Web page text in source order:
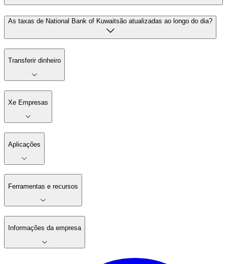
As taxas de National Bank of Kuwaitsão atualizadas ao longo do dia?
Transferir dinheiro
Xe Empresas
Aplicações
Ferramentas e recursos
Informações da empresa